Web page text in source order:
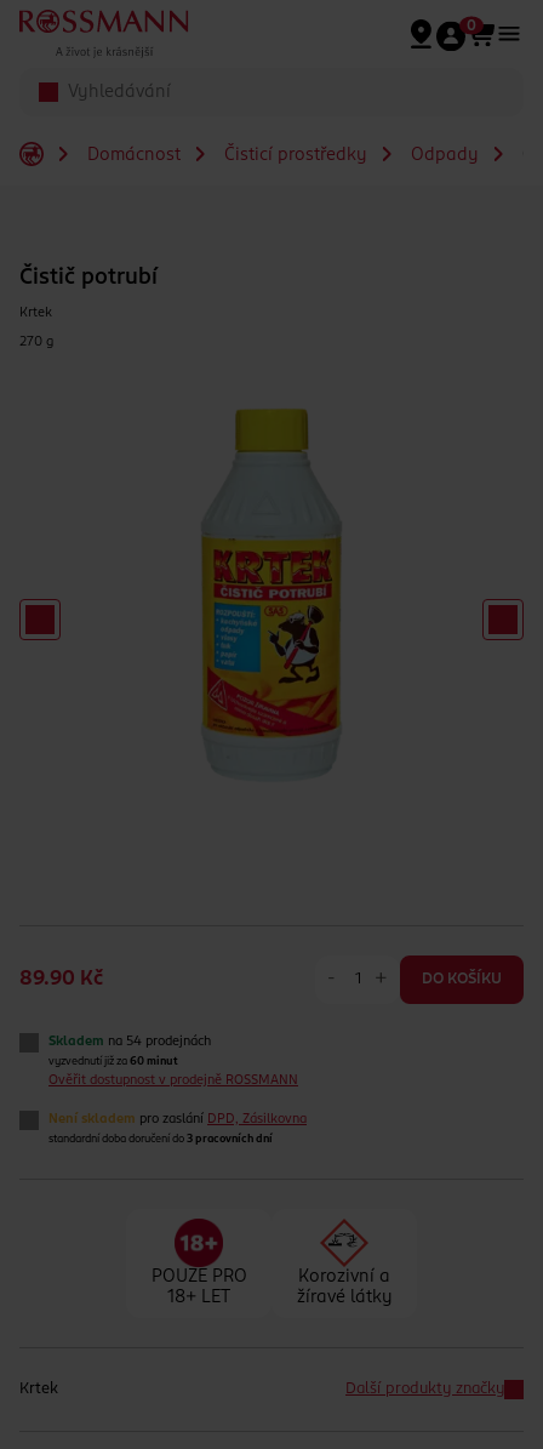
Přeskočit na hlavmní obsah
0
Domácnost Čisticí prostředky Odpady
Čistič potrubí
Krtek
270 g
89.90 Kč - + DO KOŠÍKU
Skladem na 54 prodejnách
vyzvednutí již za 60 minut
Ověřit dostupnost v prodejně ROSSMANN
Není skladem pro zaslání DPD, Zásilkovna
standardní doba doručení do 3 pracovních dní
POUZE PRO
18+ LET
Korozivní a
žíravé látky
Krtek Další produkty značky